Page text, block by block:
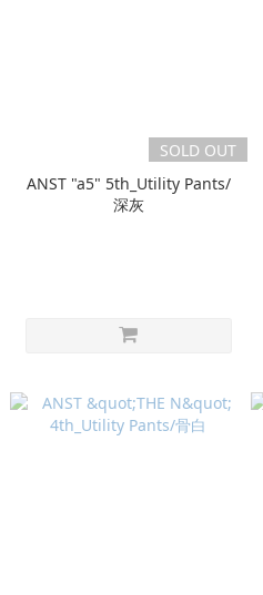
SOLD OUT
ANST "a5" 5th_Utility Pants/
深灰